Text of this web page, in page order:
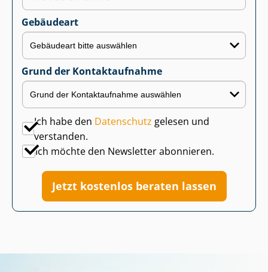
Gebäudeart
Grund der Kontaktaufnahme
Ich habe den Datenschutz gelesen und
verstanden.
Ich möchte den Newsletter abonnieren.
Jetzt kostenlos beraten lassen